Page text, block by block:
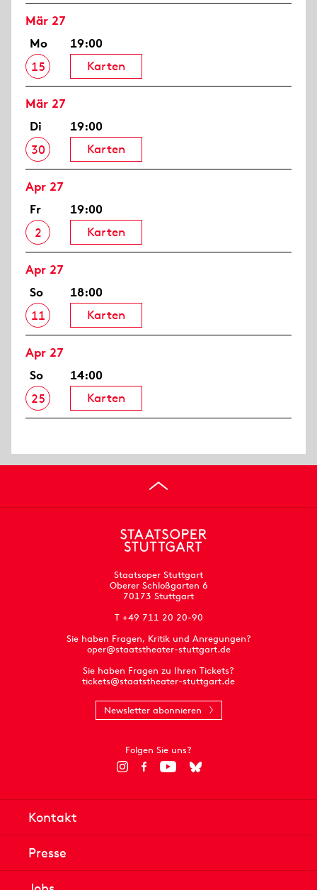
Mär 27
Mo
15
19:00
Karten
Mär 27
Di
30
19:00
Karten
Apr 27
Fr
2
19:00
Karten
Apr 27
So
11
18:00
Karten
Apr 27
So
25
14:00
Karten
Staatsoper Stuttgart
Oberer Schloßgarten 6
70173 Stuttgart
T +49 711 20 20-90
Sie haben Fragen, Kritik und Anregungen?
oper@staatstheater-stuttgart.de
Sie haben Fragen zu Ihren Tickets?
tickets@staatstheater-stuttgart.de
Newsletter abonnieren
Folgen Sie uns?
Kontakt
Presse